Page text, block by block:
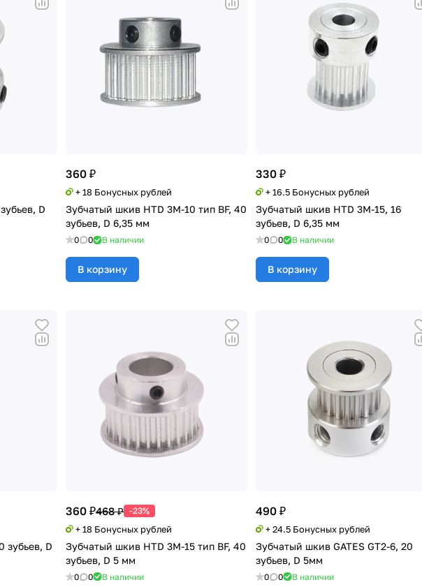
D
360 ₽
+ 18 Бонусных рублей
Зубчатый шкив HTD 3M-10 тип BF, 40
зубьев, D 6,35 мм
0 0 В наличии
В корзину
330 ₽
+ 16.5 Бонусных рублей
Зубчатый шкив HTD 3M-15, 16
зубьев, D 6,35 мм
0 0 В наличии
В корзину
зубьев, D
360 ₽468 ₽ -23%
+ 18 Бонусных рублей
Зубчатый шкив HTD 3M-15 тип BF, 40
зубьев, D 5 мм
0 0 В наличии
490 ₽
+ 24.5 Бонусных рублей
Зубчатый шкив GATES GT2-6, 20
зубьев, D 5мм
0 0 В наличии